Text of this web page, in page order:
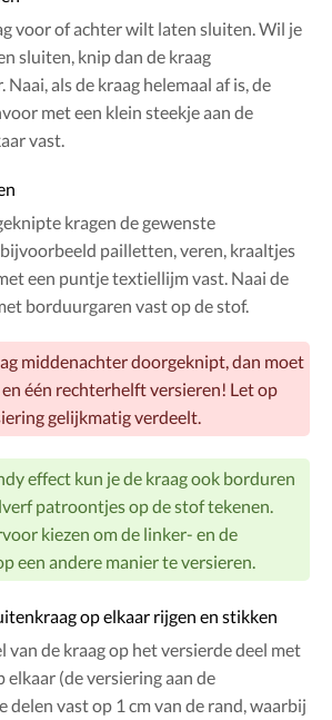
voor of achter wilt laten sluiten. Wil je
sluiten, knip dan de kraag
als de kraag helemaal af is, de
met een klein steekje aan de
vast.
kragen de gewenste
pailletten, veren, kraaltjes
een puntje textiellijm vast. Naai de
borduurgaren vast op de stof.
middenachter doorgeknipt, dan moet
één rechterhelft versieren! Let op
gelijkmatig verdeelt.
effect kun je de kraag ook borduren
patroontjes op de stof tekenen.
kiezen om de linker- en de
een andere manier te versieren.
op elkaar rijgen en stikken
van de kraag op het versierde deel met
elkaar (de versiering aan de
delen vast op 1 cm van de rand, waarbij